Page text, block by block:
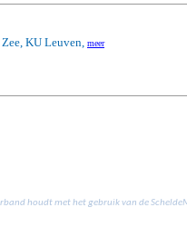
KU Leuven, meer
houdt met het gebruik van de